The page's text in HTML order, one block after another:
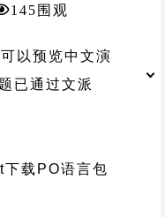
145围观
以预览中文演
已通过文派
下载PO语言包